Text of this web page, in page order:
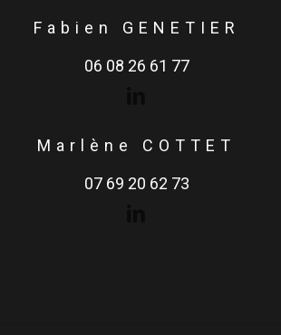
Fabien GENETIER
06 08 26 61 77
Marlène COTTET
07 69 20 62 73